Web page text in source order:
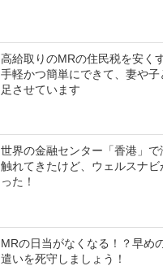
高給取りのMRの住民税を安く
手軽かつ簡単にできて、妻や子
足させています
世界の金融センター「香港」で
触れてきたけど、ウェルスナビ
った！
MRの日当がなくなる！？早め
遣いを死守しましょう！